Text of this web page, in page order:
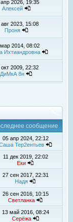
2026, 19:35
Алексей
авг 2023, 15:08
Проня
2014, 08:02
Ихтиандровна
окт 2009, 22:32
ДиМкА 8н
сообщение
05 апр 2024, 22:12
Тер2ентьев
11 дек 2019, 22:02
Еки
27 сен 2017, 22:31
Надя
26 сен 2016, 10:15
Светланка
13 май 2016, 08:24
Серёжа